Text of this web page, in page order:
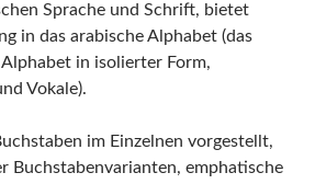
Sprache und Schrift, bietet
in das arabische Alphabet (das
in isolierter Form,
Vokale).
im Einzelnen vorgestellt,
Buchstabenvarianten, emphatische